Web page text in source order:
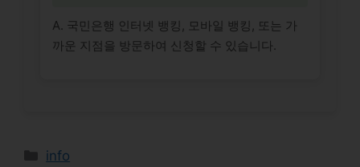
A. 국민은행 인터넷 뱅킹, 모바일 뱅킹, 또는 가
까운 지점을 방문하여 신청할 수 있습니다.
Categories
info